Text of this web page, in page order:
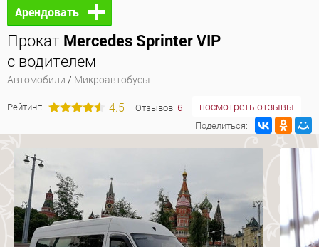
Главная Автомобили
Условия аренды Заказ проката онлайн
О компании
Арендовать
Прокат Mercedes Sprinter VIP
с водителем
Автомобили / Микроавтобусы
Рейтинг: 4.5 Отзывов: 6 посмотреть отзывы
Поделиться: